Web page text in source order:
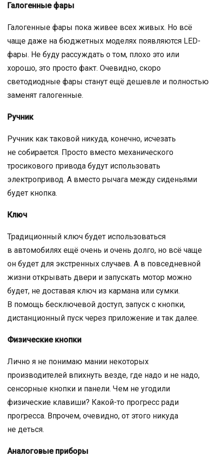
Галогенные фары
Галогенные фары пока живее всех живых. Но всё
чаще даже на бюджетных моделях появляются LED-
фары. Не буду рассуждать о том, плохо это или
хорошо, это просто факт. Очевидно, скоро
светодиодные фары станут ещё дешевле и полностью
заменят галогенные.
Ручник
Ручник как таковой никуда, конечно, исчезать
не собирается. Просто вместо механического
тросикового привода будут использовать
электропривод. А вместо рычага между сиденьями
будет кнопка.
Ключ
Традиционный ключ будет использоваться
в автомобилях ещё очень и очень долго, но всё чаще
он будет для экстренных случаев. А в повседневной
жизни открывать двери и запускать мотор можно
будет, не доставая ключ из кармана или сумки.
В помощь бесключевой доступ, запуск с кнопки,
дистанционный пуск через приложение и так далее.
Физические кнопки
Лично я не понимаю мании некоторых
производителей впихнуть везде, где надо и не надо,
сенсорные кнопки и панели. Чем не угодили
физические клавиши? Какой-то прогресс ради
прогресса. Впрочем, очевидно, от этого никуда
не деться.
Аналоговые приборы